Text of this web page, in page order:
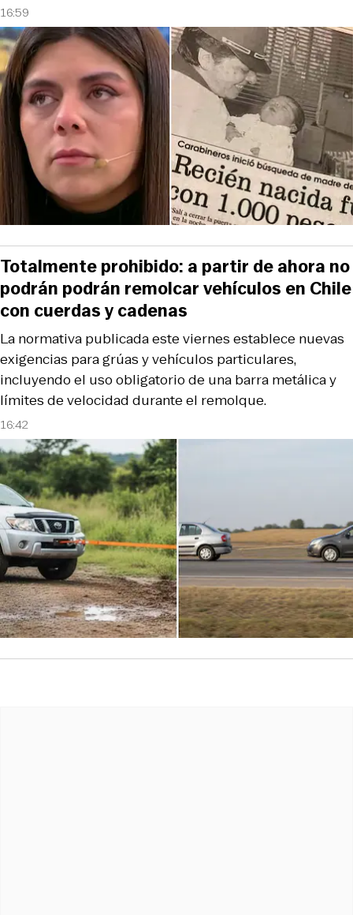
16:59
16:42
La normativa publicada este viernes establece nuevas
exigencias para grúas y vehículos particulares,
incluyendo el uso obligatorio de una barra metálica y
límites de velocidad durante el remolque.
Totalmente prohibido: a partir de ahora no
podrán podrán remolcar vehículos en Chile
con cuerdas y cadenas